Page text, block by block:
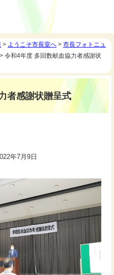
> ようこそ市長室へ > 市長フォトニュ
> 令和4年度 多回数献血協力者感謝状
者感謝状贈呈式
年7月9日